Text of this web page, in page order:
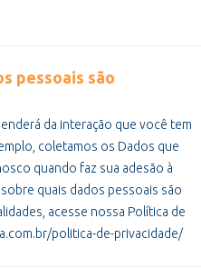
pessoais são
da interação que você tem
coletamos os Dados que
quando faz sua adesão à
quais dados pessoais são
acesse nossa Política de
politica-de-privacidade/